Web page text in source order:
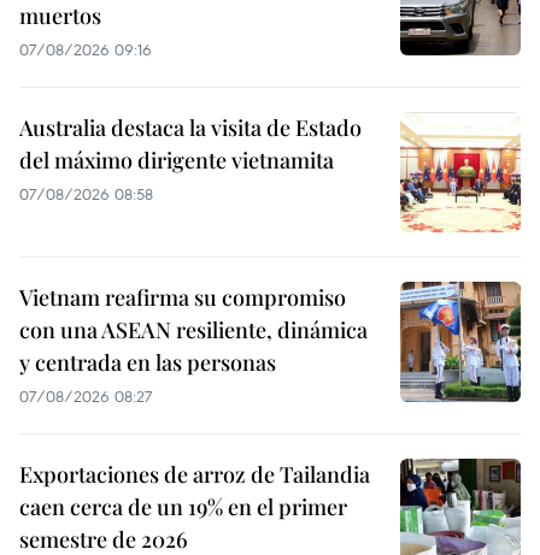
muertos
07/08/2026 09:16
Australia destaca la visita de Estado
del máximo dirigente vietnamita
07/08/2026 08:58
Vietnam reafirma su compromiso
con una ASEAN resiliente, dinámica
y centrada en las personas
07/08/2026 08:27
Exportaciones de arroz de Tailandia
caen cerca de un 19% en el primer
semestre de 2026